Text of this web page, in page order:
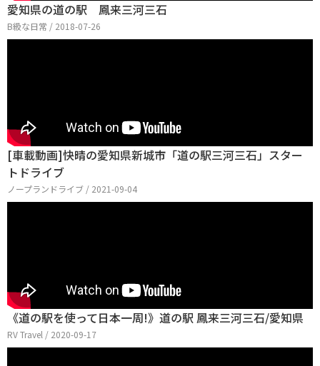
愛知県の道の駅 鳳来三河三石
B級な日常 / 2018-07-26
[車載動画]快晴の愛知県新城市「道の駅三河三石」スター
トドライブ
ノープランドライブ / 2021-09-04
《道の駅を使って日本一周!》道の駅 鳳来三河三石/愛知県
RV Travel / 2020-09-17